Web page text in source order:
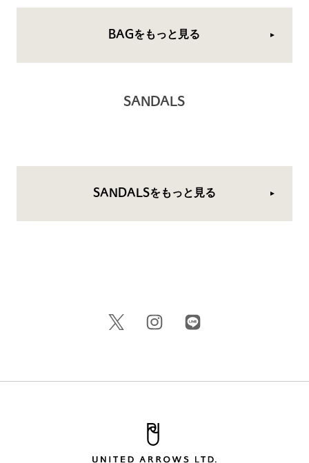
BAGをもっと見る
SANDALS
SANDALSをもっと見る